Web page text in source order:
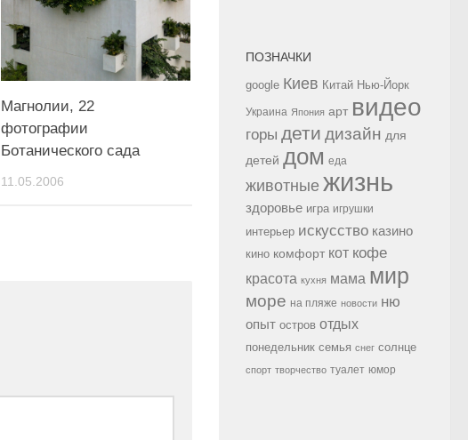
Магнолии, 22
фотографии
Ботанического сада
11.05.2006
ПОЗНАЧКИ
google Киев Китай Нью-Йорк
Украина Япония арт видео
горы дети дизайн для
детей дом еда
животные жизнь
здоровье игра игрушки
интерьер искусство казино
кино комфорт кот кофе
красота кухня мама мир
море на пляже новости ню
опыт остров отдых
понедельник семья снег солнце
спорт творчество туалет юмор